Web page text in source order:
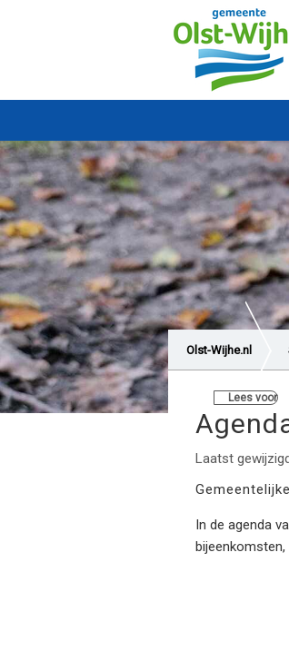
Olst-Wijhe.nl
Lees voor
Laatst
In de agenda